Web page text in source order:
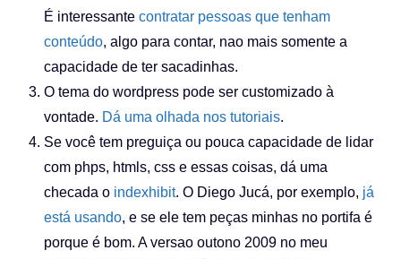
É interessante contratar pessoas que tenham
conteúdo, algo para contar, nao mais somente a
capacidade de ter sacadinhas.
O tema do wordpress pode ser customizado à
vontade. Dá uma olhada nos tutoriais.
Se você tem preguiça ou pouca capacidade de lidar
com phps, htmls, css e essas coisas, dá uma
checada o indexhibit. O Diego Jucá, por exemplo, já
está usando, e se ele tem peças minhas no portifa é
porque é bom. A versao outono 2009 no meu